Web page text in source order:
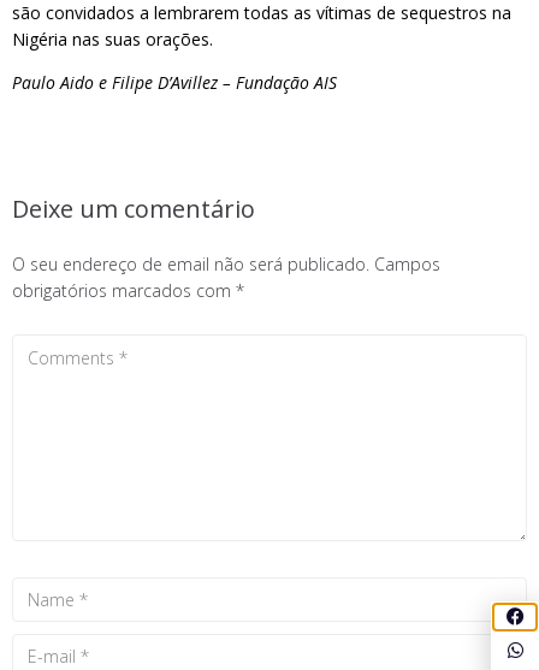
são convidados a lembrarem todas as vítimas de sequestros na
Nigéria nas suas orações.
Paulo Aido e Filipe D’Avillez – Fundação AIS
Deixe um comentário
O seu endereço de email não será publicado. Campos
obrigatórios marcados com *